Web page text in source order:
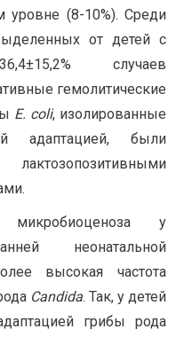
уровне (8-10%). Среди
от детей с
случаев
гемолитические
E. coli, изолированные
адаптацией, были
микробиоценоза у
неонатальной
высокая частота
Candida. Так, у детей
грибы рода